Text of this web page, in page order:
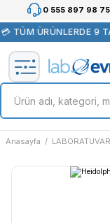
0 555 897 98 75
TÜM ÜRÜNLERDE 9
Anasayfa